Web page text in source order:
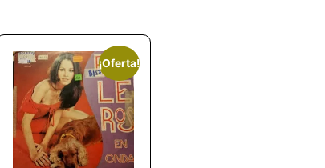
¡Oferta!